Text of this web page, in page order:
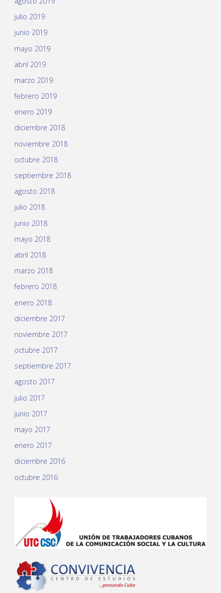
julio 2019
junio 2019
mayo 2019
abril 2019
marzo 2019
febrero 2019
enero 2019
diciembre 2018
noviembre 2018
octubre 2018
septiembre 2018
agosto 2018
julio 2018
junio 2018
mayo 2018
abril 2018
marzo 2018
febrero 2018
enero 2018
diciembre 2017
noviembre 2017
octubre 2017
septiembre 2017
agosto 2017
julio 2017
junio 2017
mayo 2017
enero 2017
diciembre 2016
octubre 2016